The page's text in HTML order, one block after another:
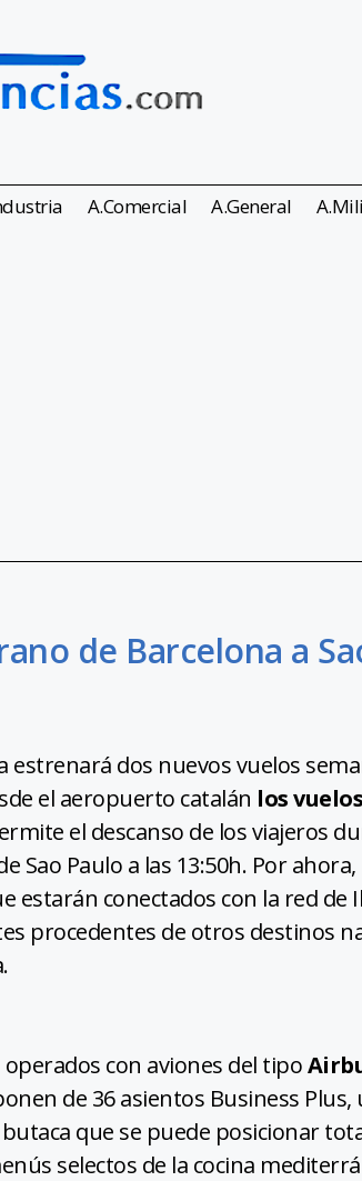
A.Comercial A.General
de Barcelona a
estrenará dos nuevos vuelos
el aeropuerto catalán los
el descanso de los viajeros
Sao Paulo a las 13:50h. Por
estarán conectados con la red
procedentes de otros destinos
con aviones del tipo
de 36 asientos Business
que se puede posicionar
selectos de la cocina